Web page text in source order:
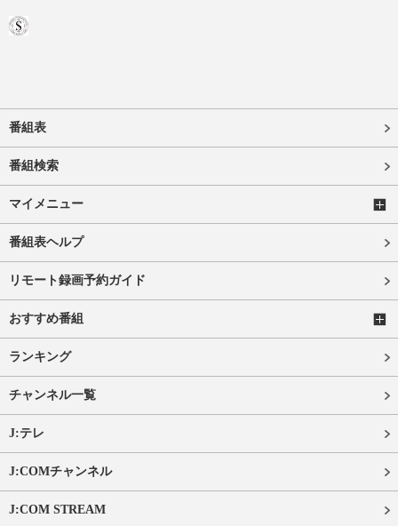
番組表
番組検索
マイメニュー
番組表ヘルプ
リモート録画予約ガイド
おすすめ番組
ランキング
チャンネル一覧
J:テレ
J:COMチャンネル
J:COM STREAM